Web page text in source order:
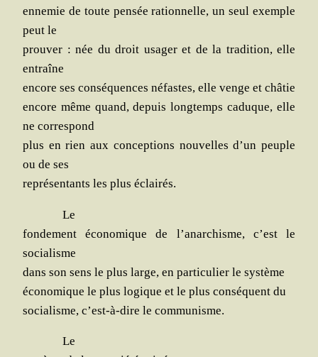
enne­mie de toute pen­sée ration­nelle, un seul exemple
peut le
prou­ver : née du droit usa­ger et de la tra­di­tion, elle
entraîne
encore ses consé­quences néfastes, elle venge et châtie
encore même quand, depuis long­temps caduque, elle
ne correspond
plus en rien aux concep­tions nou­velles d’un peuple
ou de ses
repré­sen­tants les plus éclairés.
Le
fon­de­ment éco­no­mique de l’anarchisme, c’est le
socialisme
dans son sens le plus large, en par­ti­cu­lier le système
éco­no­mique le plus logique et le plus consé­quent du
socia­lisme, c’est-à-dire le communisme.
Le